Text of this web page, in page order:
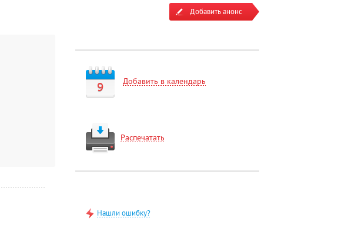
Добавить анонс
9 Добавить в календарь
Распечатать
Нашли ошибку?